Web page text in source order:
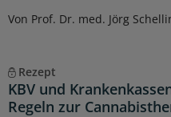
Von Prof. Dr. med. Jörg
Rezept
KBV und
Regeln zur